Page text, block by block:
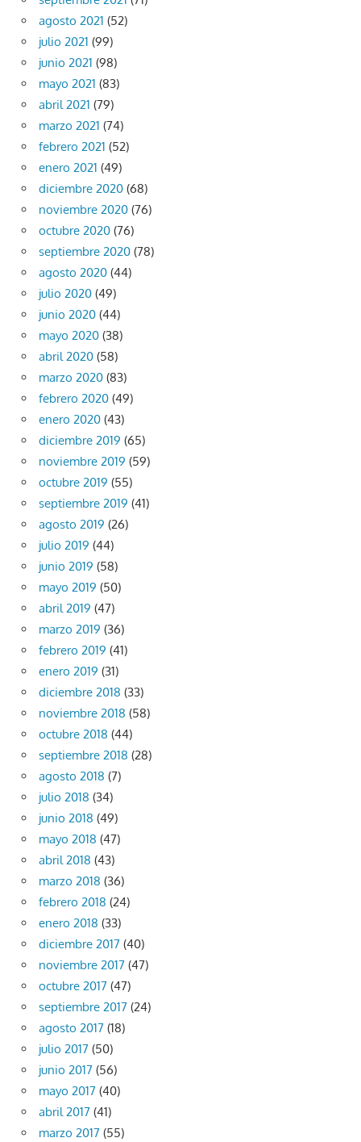
agosto 2021 (52)
julio 2021 (99)
junio 2021 (98)
mayo 2021 (83)
abril 2021 (79)
marzo 2021 (74)
febrero 2021 (52)
enero 2021 (49)
diciembre 2020 (68)
noviembre 2020 (76)
octubre 2020 (76)
septiembre 2020 (78)
agosto 2020 (44)
julio 2020 (49)
junio 2020 (44)
mayo 2020 (38)
abril 2020 (58)
marzo 2020 (83)
febrero 2020 (49)
enero 2020 (43)
diciembre 2019 (65)
noviembre 2019 (59)
octubre 2019 (55)
septiembre 2019 (41)
agosto 2019 (26)
julio 2019 (44)
junio 2019 (58)
mayo 2019 (50)
abril 2019 (47)
marzo 2019 (36)
febrero 2019 (41)
enero 2019 (31)
diciembre 2018 (33)
noviembre 2018 (58)
octubre 2018 (44)
septiembre 2018 (28)
agosto 2018 (7)
julio 2018 (34)
junio 2018 (49)
mayo 2018 (47)
abril 2018 (43)
marzo 2018 (36)
febrero 2018 (24)
enero 2018 (33)
diciembre 2017 (40)
noviembre 2017 (47)
octubre 2017 (47)
septiembre 2017 (24)
agosto 2017 (18)
julio 2017 (50)
junio 2017 (56)
mayo 2017 (40)
abril 2017 (41)
marzo 2017 (55)